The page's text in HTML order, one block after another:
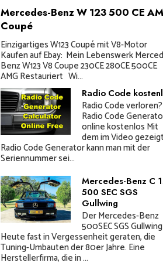
Mercedes-Benz W 123 500 CE
Coupé
Einzigartiges W123 Coupé mit V8-Motor
Kaufen auf Ebay: Mein Lebenswerk
Benz W123 V8 Coupe 230CE 280CE 500CE
AMG Restauriert Wi...
Radio Code
Radio Code verloren?
Radio Code
online kostenlos Mit
dem im Video
Radio Code Generator kann man mit der
Seriennummer sei...
Mercedes-Benz C
500 SEC SGS
Gullwing
Der Mercedes-Benz
500SEC SGS Gullwing
Heute fast in Vergessenheit geraten, die
Tuning-Umbauten der 80er Jahre. Eine
Herstellerfirma, die in ...